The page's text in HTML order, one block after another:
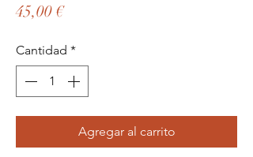
45,00 €Precio
Cantidad *
Agregar al carrito